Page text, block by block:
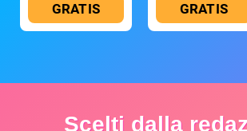
GRATIS GRATIS
Scelti dalla